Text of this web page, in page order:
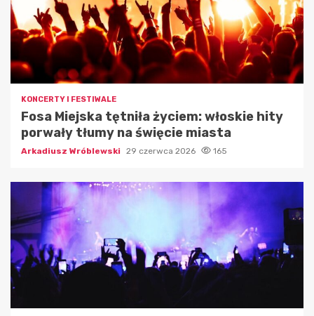
KONCERTY I FESTIWALE
Fosa Miejska tętniła życiem: włoskie hity
porwały tłumy na święcie miasta
Arkadiusz Wróblewski 29 czerwca 2026 165